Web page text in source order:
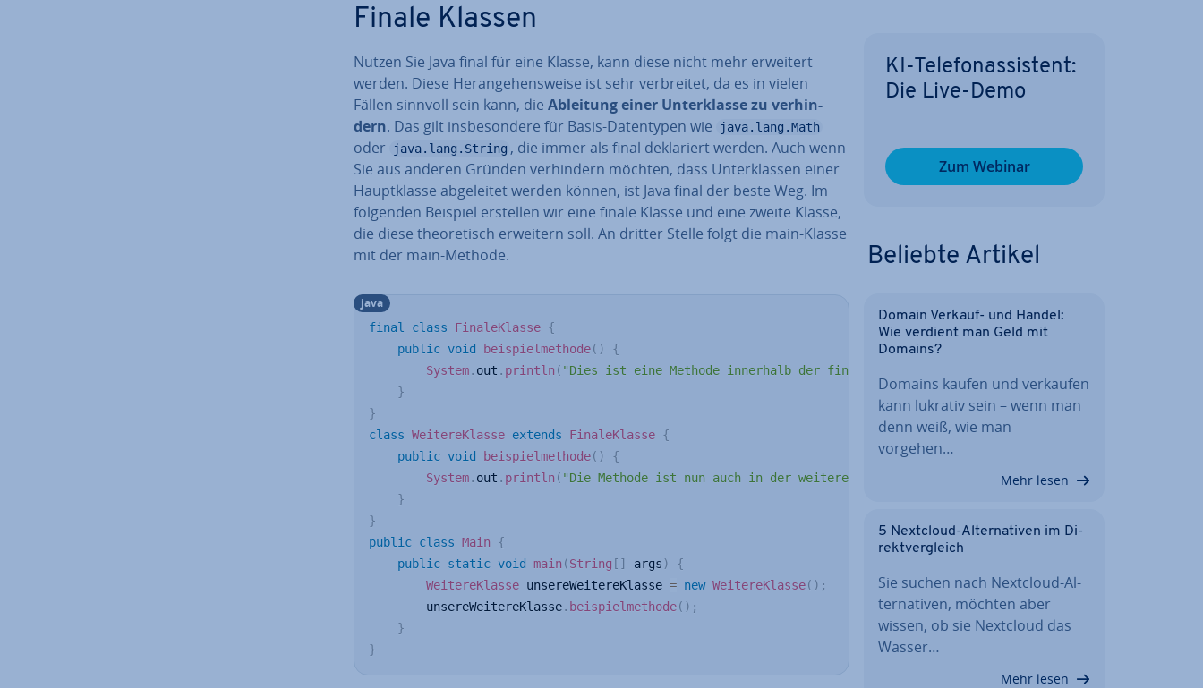
Finale Klassen
Nutzen Sie Java final für eine Klasse, kann diese nicht mehr erweitert
werden. Diese Her­an­ge­hens­wei­se ist sehr ver­brei­tet, da es in vielen
Fällen sinnvoll sein kann, die Ableitung einer Un­ter­klas­se zu ver­hin­
dern. Das gilt ins­be­son­de­re für Basis-Da­ten­ty­pen wie java.lang.Math
oder java.lang.String , die immer als final de­kla­riert werden. Auch wenn
Sie aus anderen Gründen ver­hin­dern möchten, dass Un­ter­klas­sen einer
Haupt­klas­se ab­ge­lei­tet werden können, ist Java final der beste Weg. Im
folgenden Beispiel erstellen wir eine finale Klasse und eine zweite Klasse,
die diese theo­re­tisch erweitern soll. An dritter Stelle folgt die main-Klasse
mit der main-Methode.
final class FinaleKlasse {
public void beispielmethode( )
{
System. out . println ( "Dies ist eine Methode innerhalb der final-Klasse."
}
}
class WeitereKlasse extends FinaleKlasse {
public void beispielmethode( )
{
System. out . println ( "Die Methode ist nun auch in der weiteren Klasse."
}
}
public class Main
{
public static void main (String [ ] args )
{
WeitereKlasse unsereWeitereKlasse = new WeitereKlasse( ) ;
		unsereWeitereKlasse
. beispielmethode( ) ;
}
}
java
KI-Te­le­fon­as­sis­tent:
Die Live-Demo
Zum Webinar
Beliebte Artikel
Domain Verkauf- und Handel:
Wie verdient man Geld mit
Domains?
Domains kaufen und verkaufen
kann lukrativ sein – wenn man
denn weiß, wie man
vorgehen…
Mehr lesen
5 Nextcloud-Al­ter­na­ti­ven im Di­
rekt­ver­gleich
Sie suchen nach Nextcloud-Al­
ter­na­ti­ven, möchten aber
wissen, ob sie Nextcloud das
Wasser…
Mehr lesen